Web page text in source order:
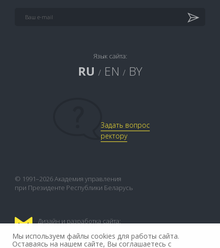
Язык сайта:
RU / EN / BY
Задать вопрос
ректору
© 1991–2026 Академия управления
при Президенте Республики Беларусь
Дизайн и разработка сайта:
Мы используем файлы cookies для работы сайта.
Оставаясь на нашем сайте, Вы соглашаетесь с